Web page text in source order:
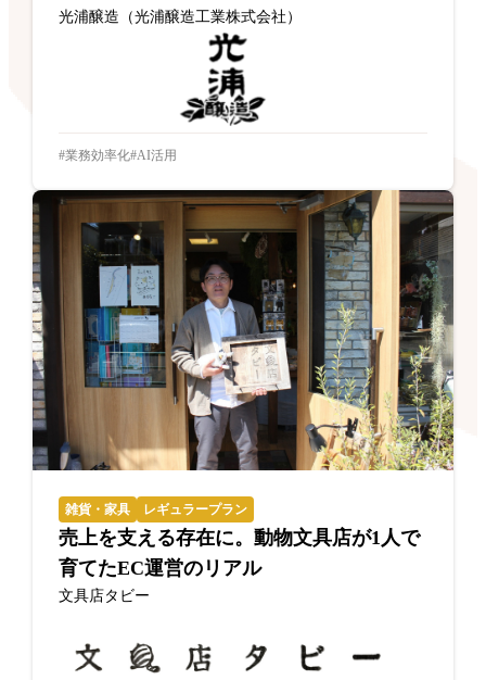
光浦醸造（光浦醸造工業株式会社）
業務効率化 AI活用
雑貨・家具 レギュラープラン
売上を支える存在に。動物文具店が1人で
育てたEC運営のリアル
文具店タビー